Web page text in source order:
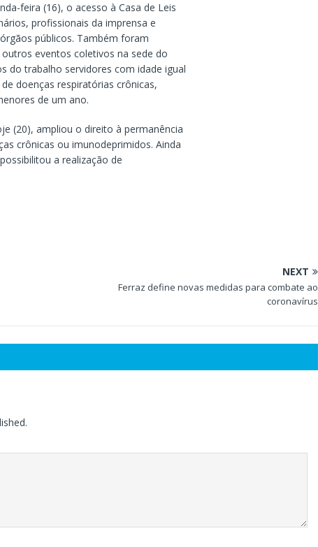
feira (16), o acesso à Casa de Leis
profissionais da imprensa e
públicos. Também foram
eventos coletivos na sede do
do trabalho servidores com idade igual
doenças respiratórias crônicas,
de um ano.
(20), ampliou o direito à permanência
crônicas ou imunodeprimidos. Ainda
a realização de
NEXT
Ferraz define novas medidas para combate ao
coronavírus